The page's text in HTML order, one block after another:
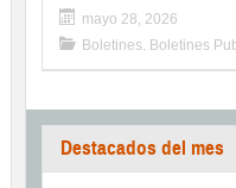
mayo 28, 2026
Boletines, Boletines
Destacados del mes